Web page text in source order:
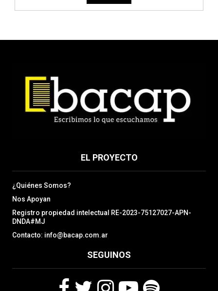
EL PROYECTO
¿Quiénes Somos?
Nos Apoyan
Registro propiedad intelectual RE-2023-75127027-APN-
DNDA#MJ
Contacto: info@bacap.com.ar
SEGUINOS